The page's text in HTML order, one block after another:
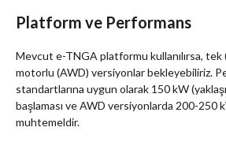
Platform ve Performans
Mevcut e-TNGA platformu kullanılırsa,
motorlu (AWD) versiyonlar bekleyebiliriz.
standartlarına uygun olarak 150 kW
başlaması ve AWD versiyonlarda 200-250
muhtemeldir.